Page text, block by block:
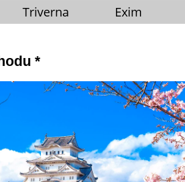
Triverna Exim
*